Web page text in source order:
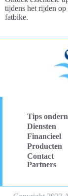
tijdens het rijden
fatbike.
Tips
Diensten
Financieel
Producten
Contact
Partners